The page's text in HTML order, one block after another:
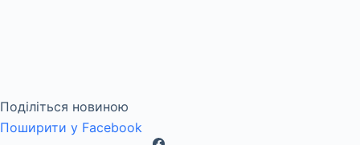
Поділіться новиною
Поширити у Facebook